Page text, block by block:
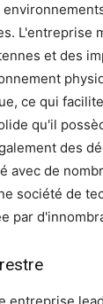
L'entreprise
et des
ce qui
qu'il
des
avec de
société de
par